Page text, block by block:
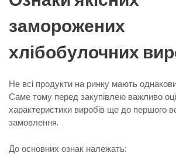
заморожених
хлібобулочних
Не всі продукти на ринку мають
Саме тому перед закупівлею важливо
характеристики виробів ще до першого
замовлення.
До основних ознак належать: